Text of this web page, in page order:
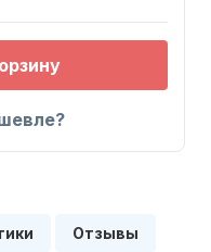
Отзывы